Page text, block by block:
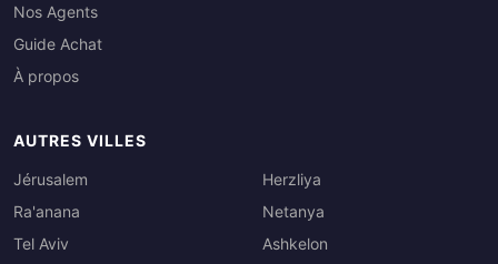
Nos Agents
Guide Achat
À propos
AUTRES VILLES
Jérusalem
Ra'anana
Tel Aviv
Herzliya
Netanya
Ashkelon